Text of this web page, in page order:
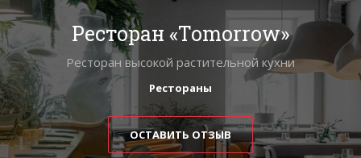
Ресторан «Tomorrow»
Ресторан высокой растительной кухни
Рестораны
ОСТАВИТЬ ОТЗЫВ